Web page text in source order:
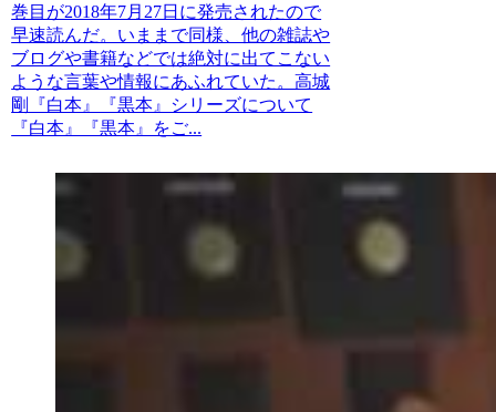
巻目が2018年7月27日に発売されたので
早速読んだ。いままで同様、他の雑誌や
ブログや書籍などでは絶対に出てこない
ような言葉や情報にあふれていた。高城
剛『白本』『黒本』シリーズについて
『白本』『黒本』をご...